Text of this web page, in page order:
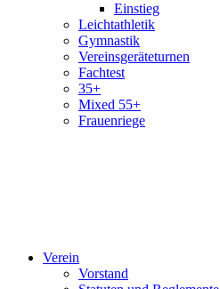
Einstieg
Leichtathletik
Gymnastik
Vereinsgeräteturnen
Fachtest
35+
Mixed 55+
Frauenriege
Verein
Vorstand